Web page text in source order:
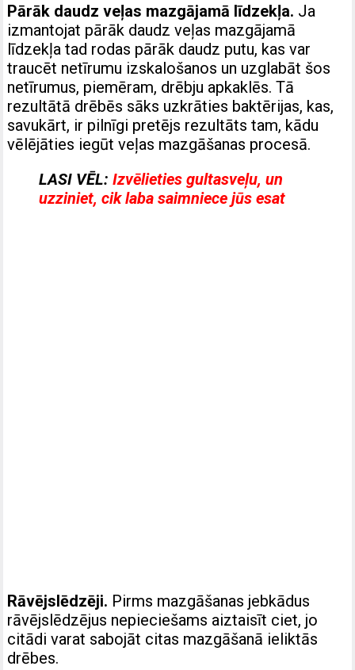
Pārāk daudz veļas mazgājamā līdzekļa. Ja
izmantojat pārāk daudz veļas mazgājamā
līdzekļa tad rodas pārāk daudz putu, kas var
traucēt netīrumu izskalošanos un uzglabāt šos
netīrumus, piemēram, drēbju apkaklēs. Tā
rezultātā drēbēs sāks uzkrāties baktērijas, kas,
savukārt, ir pilnīgi pretējs rezultāts tam, kādu
vēlējāties iegūt veļas mazgāšanas procesā.
LASI VĒL:Izvēlieties gultasveļu, un
uzziniet, cik laba saimniece jūs esat
Rāvējslēdzēji. Pirms mazgāšanas jebkādus
rāvējslēdzējus nepieciešams aiztaisīt ciet, jo
citādi varat sabojāt citas mazgāšanā ieliktās
drēbes.